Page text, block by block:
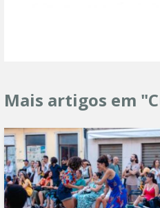
Mais artigos em